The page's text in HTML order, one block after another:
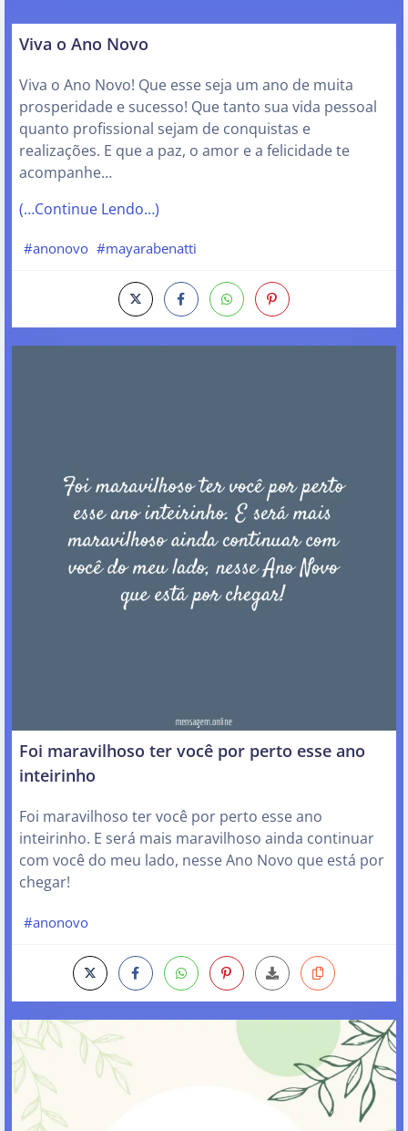
Viva o Ano Novo
Viva o Ano Novo! Que esse seja um ano de muita
prosperidade e sucesso! Que tanto sua vida pessoal
quanto profissional sejam de conquistas e
realizações. E que a paz, o amor e a felicidade te
acompanhe…
(…Continue Lendo…)
#anonovo #mayarabenatti
Foi maravilhoso ter você por perto esse ano
inteirinho
Foi maravilhoso ter você por perto esse ano
inteirinho. E será mais maravilhoso ainda continuar
com você do meu lado, nesse Ano Novo que está por
chegar!
#anonovo